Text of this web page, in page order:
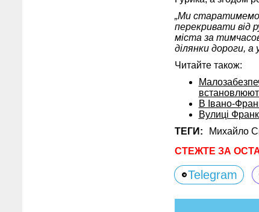
„Ми
перекривати від
міста за
ділянки дороги,
Читайте також:
В Івано-
Вулиці
ТЕГИ:
Михайло
СТЕЖТЕ ЗА
Telegram